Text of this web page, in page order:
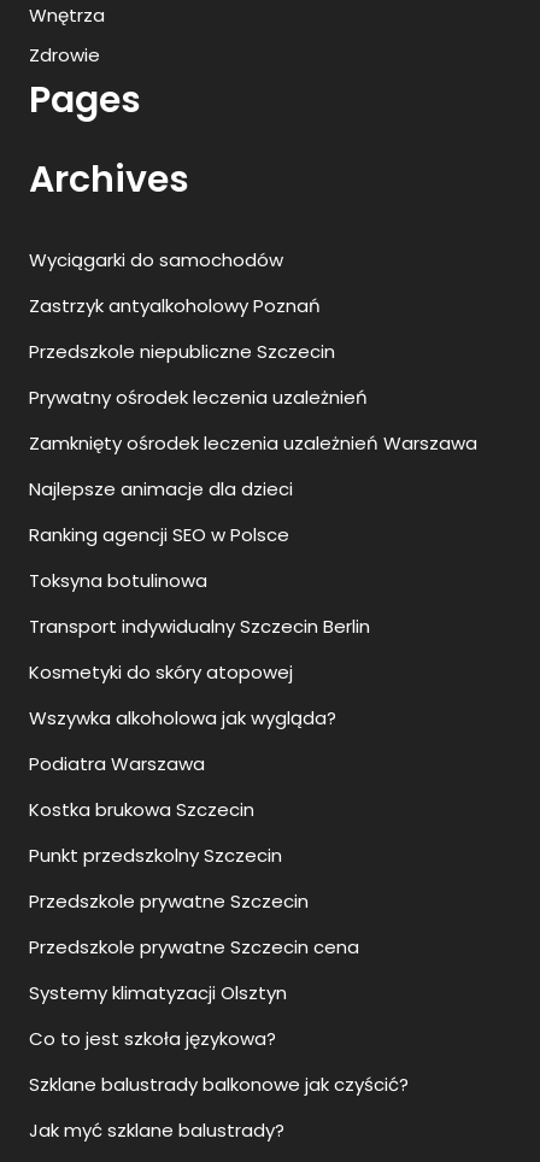
Wnętrza
Zdrowie
Pages
Archives
Wyciągarki do samochodów
Zastrzyk antyalkoholowy Poznań
Przedszkole niepubliczne Szczecin
Prywatny ośrodek leczenia uzależnień
Zamknięty ośrodek leczenia uzależnień Warszawa
Najlepsze animacje dla dzieci
Ranking agencji SEO w Polsce
Toksyna botulinowa
Transport indywidualny Szczecin Berlin
Kosmetyki do skóry atopowej
Wszywka alkoholowa jak wygląda?
Podiatra Warszawa
Kostka brukowa Szczecin
Punkt przedszkolny Szczecin
Przedszkole prywatne Szczecin
Przedszkole prywatne Szczecin cena
Systemy klimatyzacji Olsztyn
Co to jest szkoła językowa?
Szklane balustrady balkonowe jak czyścić?
Jak myć szklane balustrady?